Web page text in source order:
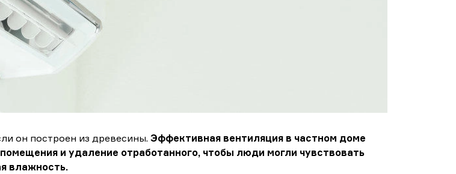
он построен из древесины. Эффективная вентиляция в частном доме
и удаление отработанного, чтобы люди могли чувствовать
влажность.